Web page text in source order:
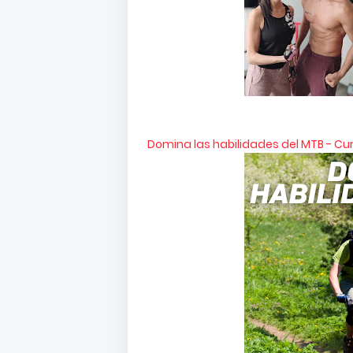
Domina las habilidades del MTB -